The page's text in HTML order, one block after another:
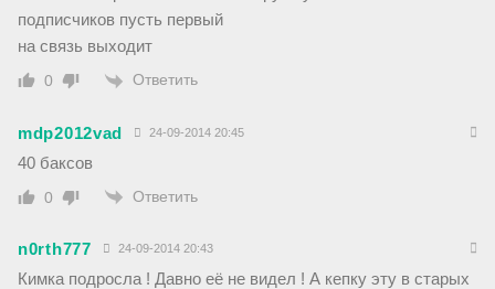
подписчиков пусть первый
на связь выходит
0 Ответить
mdp2012vad 24-09-2014 20:45
40 баксов
0 Ответить
n0rth777 24-09-2014 20:43
Кимка подросла ! Давно её не видел ! А кепку эту в старых